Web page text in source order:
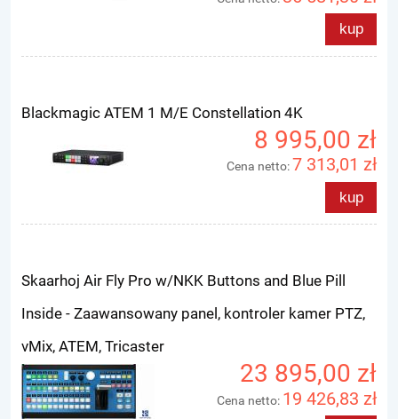
kup
Blackmagic ATEM 1 M/E Constellation 4K
8 995,00 zł
Cena netto:7 313,01 zł
kup
Skaarhoj Air Fly Pro w/NKK Buttons and Blue Pill
Inside - Zaawansowany panel, kontroler kamer PTZ,
vMix, ATEM, Tricaster
23 895,00 zł
Cena netto: 19 426,83 zł